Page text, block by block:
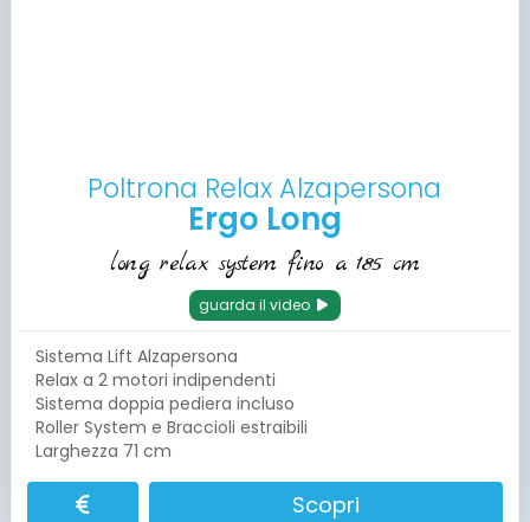
Poltrona Relax Alzapersona
Ergo Long
long relax system fino a 185 cm
guarda il video
Sistema Lift Alzapersona
Relax a 2 motori indipendenti
Sistema doppia pediera incluso
Roller System e Braccioli estraibili
Larghezza 71 cm
Scopri